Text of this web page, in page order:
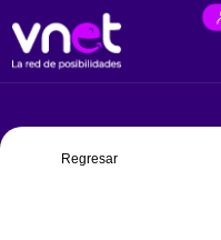
Regresar